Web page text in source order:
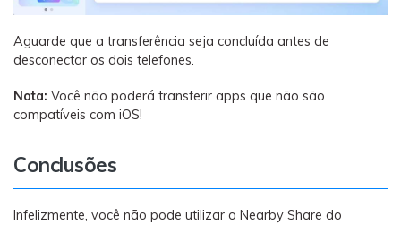
Aguarde que a transferência seja concluída antes de
desconectar os dois telefones.
Nota: Você não poderá transferir apps que não são
compatíveis com iOS!
Conclusões
Infelizmente, você não pode utilizar o Nearby Share do